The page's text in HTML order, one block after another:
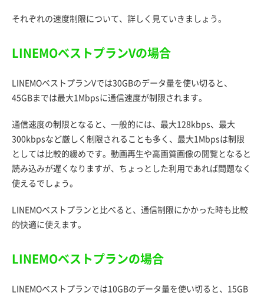
それぞれの速度制限について、詳しく見ていきましょう。
LINEMOベストプランVの場合
LINEMOベストプランVでは30GBのデータ量を使い切ると、
45GBまでは最大1Mbpsに通信速度が制限されます。
通信速度の制限となると、一般的には、最大128kbps、最大
300kbpsなど厳しく制限されることも多く、最大1Mbpsは制限
としては比較的緩めです。動画再生や高画質画像の閲覧となると
読み込みが遅くなりますが、ちょっとした利用であれば問題なく
使えるでしょう。
LINEMOベストプランと比べると、通信制限にかかった時も比較
的快適に使えます。
LINEMOベストプランの場合
LINEMOベストプランでは10GBのデータ量を使い切ると、15GB